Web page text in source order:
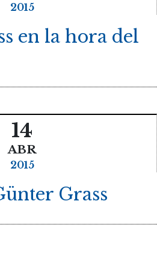
2015
en la hora del
14
ABR
2015
Grass